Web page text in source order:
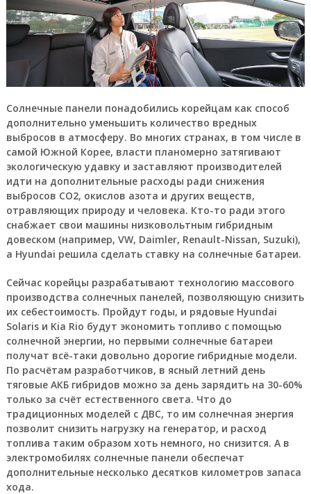
Солнечные панели понадобились корейцам как способ
дополнительно уменьшить количество вредных
выбросов в атмосферу. Во многих странах, в том числе в
самой Южной Корее, власти планомерно затягивают
экологическую удавку и заставляют производителей
идти на дополнительные расходы ради снижения
выбросов СО2, окислов азота и других веществ,
отравляющих природу и человека. Кто-то ради этого
снабжает свои машины низковольтным гибридным
довеском (например, VW, Daimler, Renault-Nissan, Suzuki),
а Hyundai решила сделать ставку на солнечные батареи.
Сейчас корейцы разрабатывают технологию массового
производства солнечных панелей, позволяющую снизить
их себестоимость. Пройдут годы, и рядовые Hyundai
Solaris и Kia Rio будут экономить топливо с помощью
солнечной энергии, но первыми солнечные батареи
получат всё-таки довольно дорогие гибридные модели.
По расчётам разработчиков, в ясный летний день
тяговые АКБ гибридов можно за день зарядить на 30-60%
только за счёт естественного света. Что до
традиционных моделей с ДВС, то им солнечная энергия
позволит снизить нагрузку на генератор, и расход
топлива таким образом хоть немного, но снизится. А в
электромобилях солнечные панели обеспечат
дополнительные несколько десятков километров запаса
хода.